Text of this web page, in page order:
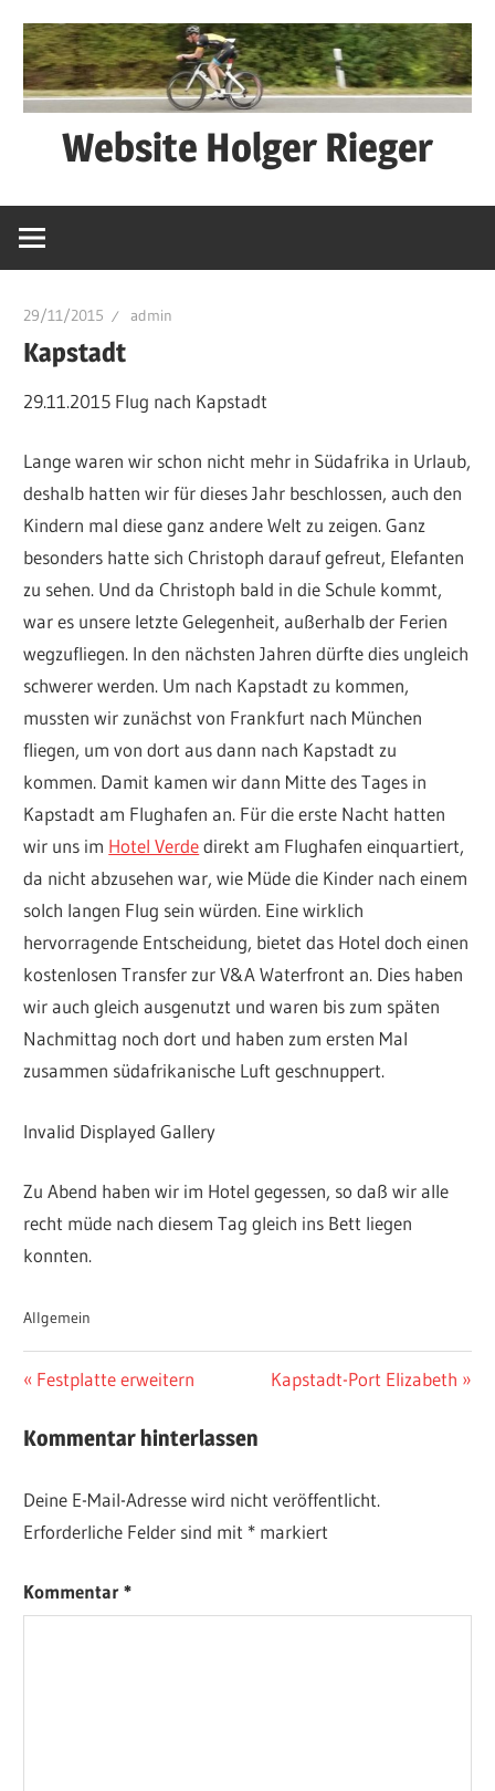
Inhalt
springen
Website Holger Rieger
schwätza
29/11/2015 admin
Kapstadt
29.11.2015 Flug nach Kapstadt
Lange waren wir schon nicht mehr in Südafrika in Urlaub,
deshalb hatten wir für dieses Jahr beschlossen, auch den
Kindern mal diese ganz andere Welt zu zeigen. Ganz
besonders hatte sich Christoph darauf gefreut, Elefanten
zu sehen. Und da Christoph bald in die Schule kommt,
war es unsere letzte Gelegenheit, außerhalb der Ferien
wegzufliegen. In den nächsten Jahren dürfte dies ungleich
schwerer werden. Um nach Kapstadt zu kommen,
mussten wir zunächst von Frankfurt nach München
fliegen, um von dort aus dann nach Kapstadt zu
kommen. Damit kamen wir dann Mitte des Tages in
Kapstadt am Flughafen an. Für die erste Nacht hatten
wir uns im Hotel Verdedirekt am Flughafen einquartiert,
da nicht abzusehen war, wie Müde die Kinder nach einem
solch langen Flug sein würden. Eine wirklich
hervorragende Entscheidung, bietet das Hotel doch einen
kostenlosen Transfer zur V&A Waterfront an. Dies haben
wir auch gleich ausgenutzt und waren bis zum späten
Nachmittag noch dort und haben zum ersten Mal
zusammen südafrikanische Luft geschnuppert.
Invalid Displayed Gallery
Zu Abend haben wir im Hotel gegessen, so daß wir alle
recht müde nach diesem Tag gleich ins Bett liegen
konnten.
Allgemein
Beitragsnavigation
Vorheriger
Festplatte erweitern
Nächster
Kapstadt-Port Elizabeth
Kommentar hinterlassen
Deine E-Mail-Adresse wird nicht veröffentlicht.
Erforderliche Felder sind mit * markiert
Kommentar*